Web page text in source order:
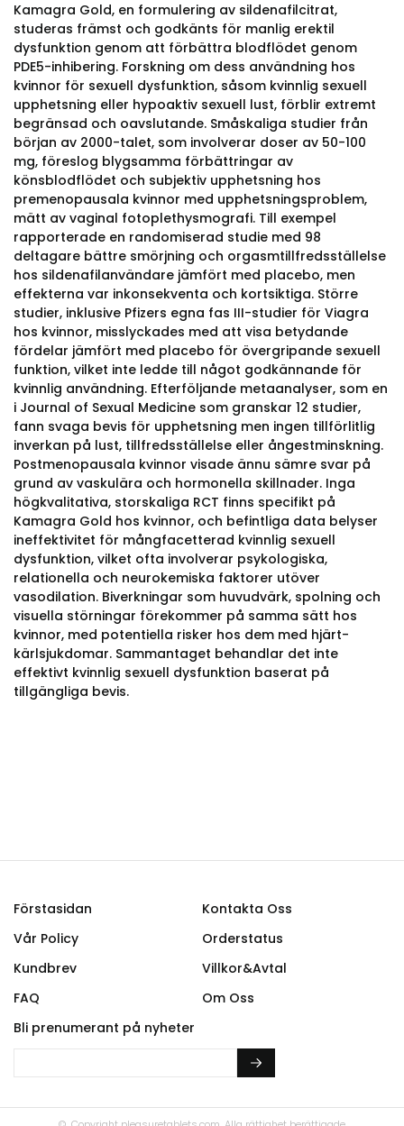
Kamagra Gold, en formulering av sildenafilcitrat,
studeras främst och godkänts för manlig erektil
dysfunktion genom att förbättra blodflödet genom
PDE5-inhibering. Forskning om dess användning hos
kvinnor för sexuell dysfunktion, såsom kvinnlig sexuell
upphetsning eller hypoaktiv sexuell lust, förblir extremt
begränsad och oavslutande. Småskaliga studier från
början av 2000-talet, som involverar doser av 50-100
mg, föreslog blygsamma förbättringar av
könsblodflödet och subjektiv upphetsning hos
premenopausala kvinnor med upphetsningsproblem,
mätt av vaginal fotoplethysmografi. Till exempel
rapporterade en randomiserad studie med 98
deltagare bättre smörjning och orgasmtillfredsställelse
hos sildenafilanvändare jämfört med placebo, men
effekterna var inkonsekventa och kortsiktiga. Större
studier, inklusive Pfizers egna fas III-studier för Viagra
hos kvinnor, misslyckades med att visa betydande
fördelar jämfört med placebo för övergripande sexuell
funktion, vilket inte ledde till något godkännande för
kvinnlig användning. Efterföljande metaanalyser, som en
i Journal of Sexual Medicine som granskar 12 studier,
fann svaga bevis för upphetsning men ingen tillförlitlig
inverkan på lust, tillfredsställelse eller ångestminskning.
Postmenopausala kvinnor visade ännu sämre svar på
grund av vaskulära och hormonella skillnader. Inga
högkvalitativa, storskaliga RCT finns specifikt på
Kamagra Gold hos kvinnor, och befintliga data belyser
ineffektivitet för mångfacetterad kvinnlig sexuell
dysfunktion, vilket ofta involverar psykologiska,
relationella och neurokemiska faktorer utöver
vasodilation. Biverkningar som huvudvärk, spolning och
visuella störningar förekommer på samma sätt hos
kvinnor, med potentiella risker hos dem med hjärt-
kärlsjukdomar. Sammantaget behandlar det inte
effektivt kvinnlig sexuell dysfunktion baserat på
tillgängliga bevis.
Förstasidan
Kontakta Oss
Vår Policy
Orderstatus
Kundbrev
Villkor&Avtal
FAQ
Om Oss
Bli prenumerant på nyheter